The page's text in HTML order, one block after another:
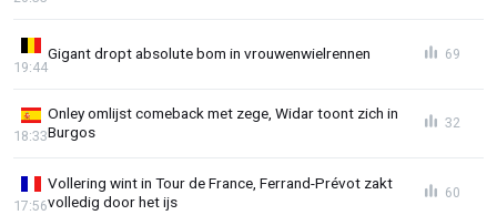
Gigant dropt absolute bom in vrouwenwielrennen
19:44
69
Onley omlijst comeback met zege, Widar toont zich in
Burgos
18:33
32
Vollering wint in Tour de France, Ferrand-Prévot zakt
volledig door het ijs
17:56
60